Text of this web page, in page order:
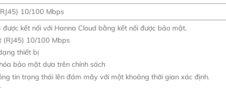
Máy, bút đo PH
Máy đo điện cực, độ măn ngọt
10/100 Mbps
kết nối với Hanna Cloud bằng kết nối được bảo mật.
(RJ45) 10/100 Mbps
thiết bị
bảo mật dựa trên chính sách
tin trạng thái lên đám mây với một khoảng thời gian xác định.